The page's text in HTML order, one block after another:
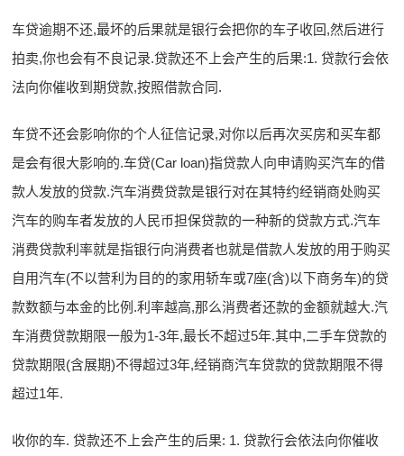
车贷逾期不还,最坏的后果就是银行会把你的车子收回,然后进行
拍卖,你也会有不良记录.贷款还不上会产生的后果:1. 贷款行会依
法向你催收到期贷款,按照借款合同.
车贷不还会影响你的个人征信记录,对你以后再次买房和买车都
是会有很大影响的.车贷(Car loan)指贷款人向申请购买汽车的借
款人发放的贷款.汽车消费贷款是银行对在其特约经销商处购买
汽车的购车者发放的人民币担保贷款的一种新的贷款方式.汽车
消费贷款利率就是指银行向消费者也就是借款人发放的用于购买
自用汽车(不以营利为目的的家用轿车或7座(含)以下商务车)的贷
款数额与本金的比例.利率越高,那么消费者还款的金额就越大.汽
车消费贷款期限一般为1-3年,最长不超过5年.其中,二手车贷款的
贷款期限(含展期)不得超过3年,经销商汽车贷款的贷款期限不得
超过1年.
收你的车. 贷款还不上会产生的后果: 1. 贷款行会依法向你催收